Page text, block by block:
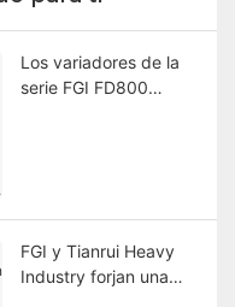
Los variadores de la
serie FGI FD800
FGI y Tianrui Heavy
Industry forjan una